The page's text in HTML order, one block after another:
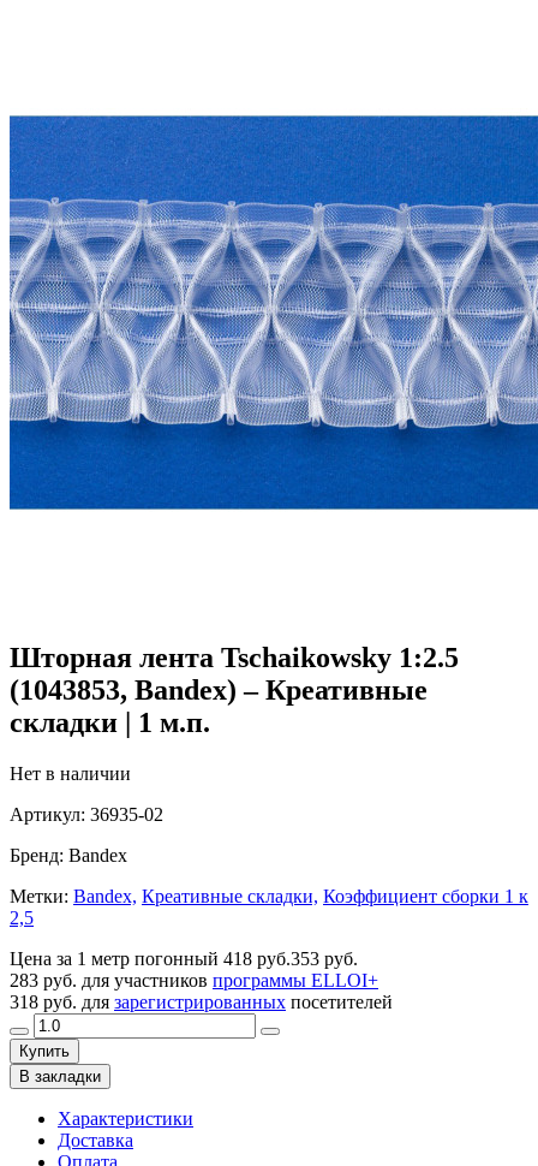
Шторная лента Tschaikowsky 1:2.5
(1043853, Bandex) – Креативные
складки | 1 м.п.
Нет в наличии
Артикул: 36935-02
Бренд: Bandex
Метки: Bandex, Креативные складки, Коэффициент сборки 1 к
2,5
Цена за 1 метр погонный 418 руб.353 руб.
283 руб. для участников программы ELLOI+
318 руб. для зарегистрированных посетителей
Купить
В закладки
Характеристики
Доставка
Оплата